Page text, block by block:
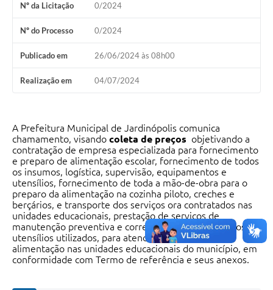
Nº da Licitação 0/2024
Nº do Processo 0/2024
Publicado em 26/06/2024 às 08h00
Realização em 04/07/2024
A Prefeitura Municipal de Jardinópolis comunica
chamamento, visando coleta de preços objetivando a
contratação de empresa especializada para fornecimento
e preparo de alimentação escolar, fornecimento de todos
os insumos, logística, supervisão, equipamentos e
utensílios, fornecimento de toda a mão-de-obra para o
preparo da alimentação na cozinha piloto, creches e
berçários, e transporte dos serviços ora contratados nas
unidades educacionais, prestação de serviços de
manutenção preventiva e corretiva dos equipamentos e
utensílios utilizados, para atender ao programa de
alimentação nas unidades educacionais do município, em
conformidade com Termo de referência e seus anexos.